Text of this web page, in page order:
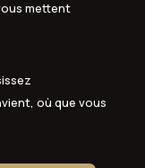
mettent
où que vous